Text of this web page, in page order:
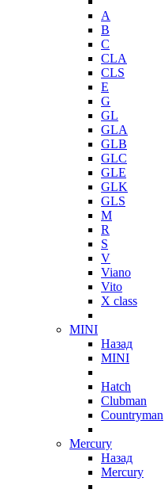
A
B
C
CLA
CLS
E
G
GL
GLA
GLB
GLC
GLE
GLK
GLS
M
R
S
V
Viano
Vito
X class
MINI
Назад
MINI
Hatch
Clubman
Countryman
Mercury
Назад
Mercury